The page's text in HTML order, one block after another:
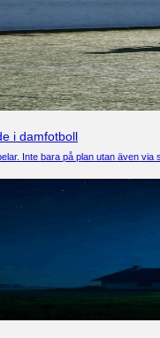
i damfotboll
Inte bara på plan utan även